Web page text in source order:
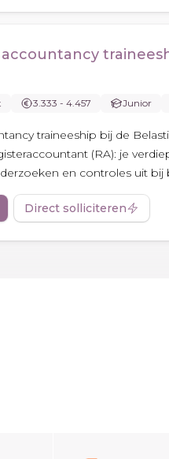
accountancy
3.333 - 4.457 Junior
traineeship bij de
(RA): je
en controles uit bij
Direct solliciteren